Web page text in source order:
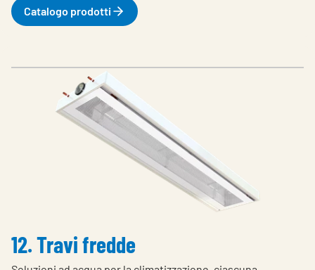
Catalogo prodotti
12. Travi fredde